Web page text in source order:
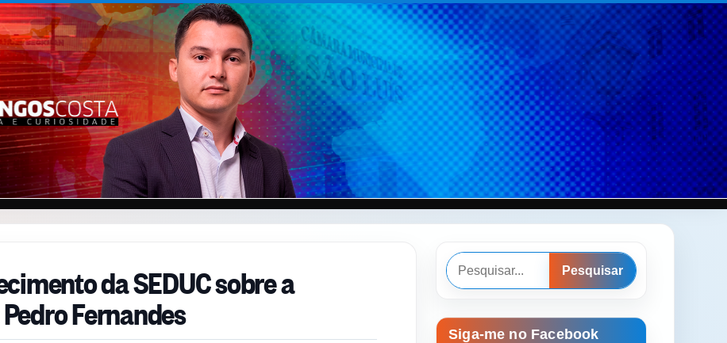
da SEDUC sobre a
Fernandes
Pesquisar
Pesquisar
Siga-me no Facebook